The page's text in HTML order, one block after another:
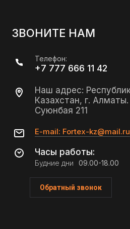
ЗВОНИТЕ НАМ
Телефон:
+7 777 666 11 42
Наш адрес:
Казахстан, г. Алматы.
Суюнбая 211
E-mail: Fortex-kz@mail.ru
Часы работы:
Будние дни 09.00-18.00
Обратный звонок